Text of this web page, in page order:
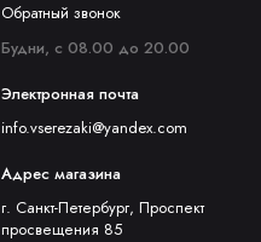
Обратный звонок
Будни, с 08.00 до 20.00
Электронная почта
info.vserezaki@yandex.com
Адрес магазина
г. Санкт-Петербург, Проспект
просвещения 85